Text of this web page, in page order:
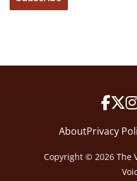
AboutPrivacy
Copyright © 2026 The